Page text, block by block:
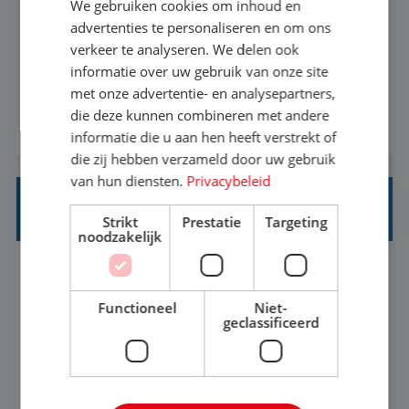
Met jouw ervaring in de reisbranche of
achtergrond in toerisme ben je klaar voor de
volgende stap. Vanaf je stoel reis je de hele
wereld over en speel je moeiteloos in op de
wensen van je team, je klant en wat er in de
reiswereld gebeurt. Met je enthousiasme weet je
klanten te overtuigen om die droomreis te
boeken! ...
BEKIJK VACATURE
REISADVISEUR ALLROUND
Aalsmeer, Noord-Holland, Nederland
33-36 uur
MBO
Een vakantie plannen is het leukste dat er is. Of
het nu voor jezelf is, of voor een ander: jij vindt
We gebruiken cookies om inhoud en
advertenties te personaliseren en om ons
verkeer te analyseren. We delen ook
informatie over uw gebruik van onze site
met onze advertentie- en analysepartners,
die deze kunnen combineren met andere
informatie die u aan hen heeft verstrekt of
die zij hebben verzameld door uw gebruik
van hun diensten. Privacybeleid
Strikt
noodzakelijk
Prestatie Targeting
Functioneel
Niet-
geclassificeerd